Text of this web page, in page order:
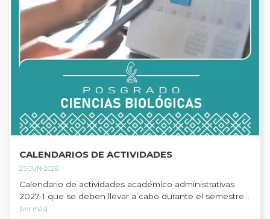
CALENDARIOS DE ACTIVIDADES
25-JUN-2026
Calendario de actividades académico administrativas
2027-1 que se deben llevar a cabo durante el semestre...
[ver más]